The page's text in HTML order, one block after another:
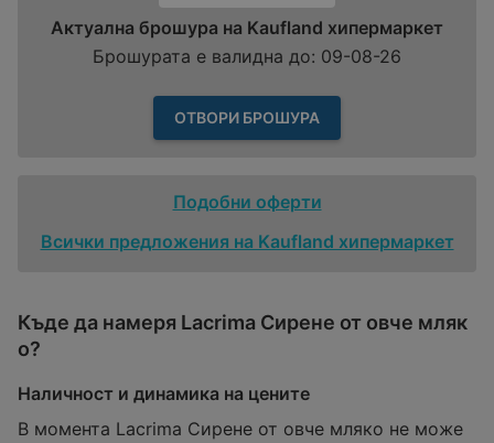
Актуална брошура на Kaufland хипермаркет
Брошурата е валидна до: 09-08-26
ОТВОРИ БРОШУРА
Подобни оферти
Всички предложения на Kaufland хипермаркет
Къде да намеря Lacrima Сирене от овче мляк
о?
Наличност и динамика на цените
В момента Lacrima Сирене от овче мляко не може